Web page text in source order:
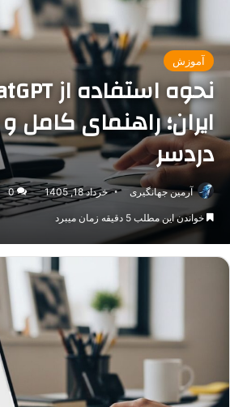
آموزش
ایران؛ راهنمای کامل
دردسر
آرمین جهانگیری خرداد 18, 1405 0
خواندن این مطلب 5 دقیقه زمان میبرد